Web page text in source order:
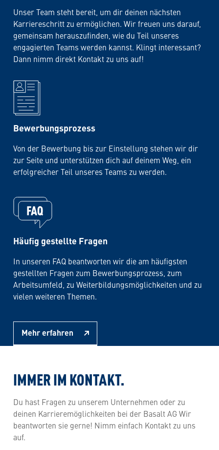
Unser Team steht bereit, um dir deinen nächsten
Karriereschritt zu ermöglichen. Wir freuen uns darauf,
gemeinsam herauszufinden, wie du Teil unseres
engagierten Teams werden kannst. Klingt interessant?
Dann nimm direkt Kontakt zu uns auf!
Bewerbungsprozess
Von der Bewerbung bis zur Einstellung stehen wir dir
zur Seite und unterstützen dich auf deinem Weg, ein
erfolgreicher Teil unseres Teams zu werden.
Häufig gestellte Fragen
In unseren FAQ beantworten wir die am häufigsten
gestellten Fragen zum Bewerbungsprozess, zum
Arbeitsumfeld, zu Weiterbildungsmöglichkeiten und zu
vielen weiteren Themen.
Mehr erfahren
IMMER IM KONTAKT.
Du hast Fragen zu unserem Unternehmen oder zu
deinen Karrieremöglichkeiten bei der Basalt AG Wir
beantworten sie gerne! Nimm einfach Kontakt zu uns
auf.